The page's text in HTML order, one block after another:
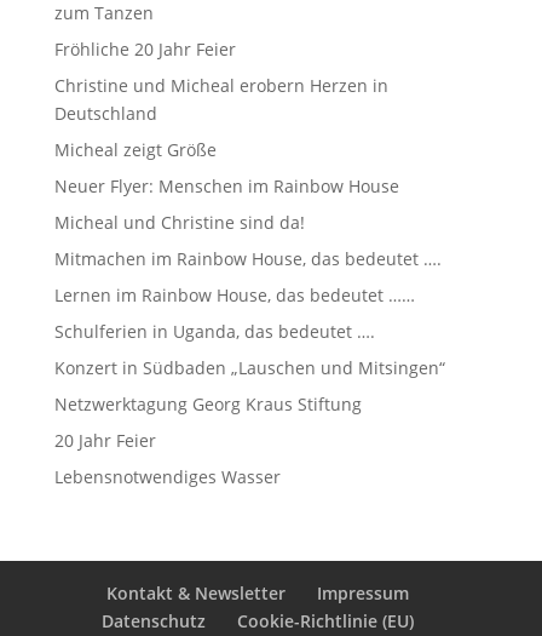
zum Tanzen
Fröhliche 20 Jahr Feier
Christine und Micheal erobern Herzen in
Deutschland
Micheal zeigt Größe
Neuer Flyer: Menschen im Rainbow House
Micheal und Christine sind da!
Mitmachen im Rainbow House, das bedeutet ….
Lernen im Rainbow House, das bedeutet ……
Schulferien in Uganda, das bedeutet ….
Konzert in Südbaden „Lauschen und Mitsingen“
Netzwerktagung Georg Kraus Stiftung
20 Jahr Feier
Lebensnotwendiges Wasser
Kontakt & Newsletter
Impressum
Datenschutz
Cookie-Richtlinie (EU)